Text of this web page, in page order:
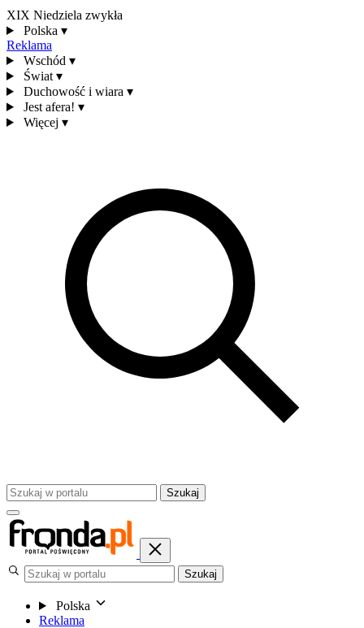
XIX Niedziela zwykła
Polska ▾
Reklama
Wschód ▾
Świat ▾
Duchowość i wiara ▾
Jest afera! ▾
Więcej ▾
Szukaj
Szukaj
Polska
Reklama